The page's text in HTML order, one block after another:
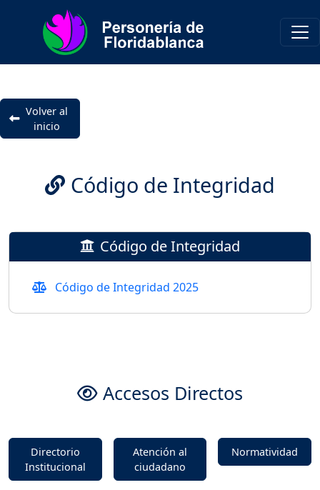
Volver al
inicio
Código de Integridad
Código de Integridad
Código de Integridad 2025
Accesos Directos
Directorio
Institucional
Atención al
ciudadano
Normatividad